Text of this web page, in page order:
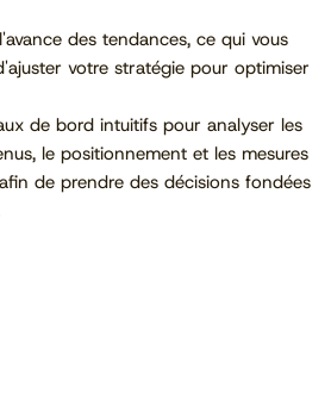
des tendances, ce qui vous
votre stratégie pour optimiser
de bord intuitifs pour analyser les
le positionnement et les mesures
de prendre des décisions fondées